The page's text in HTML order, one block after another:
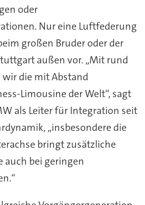
oder
Nur eine Luftfederung
großen Bruder oder der
außen vor. „Mit rund
die mit Abstand
Limousine der Welt“, sagt
als Leiter für Integration seit
„insbesondere die
bringt zusätzliche
auch bei geringen